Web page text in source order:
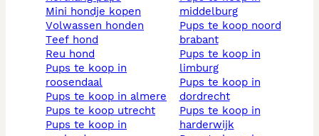
mini hondje kopen
volwassen honden
teef hond
reu hond
pups te koop in
roosendaal
pups te koop in almere
pups te koop utrecht
pups te koop in
middelburg
pups te koop noord
brabant
pups te koop in
limburg
pups te koop in
dordrecht
pups te koop in
harderwijk